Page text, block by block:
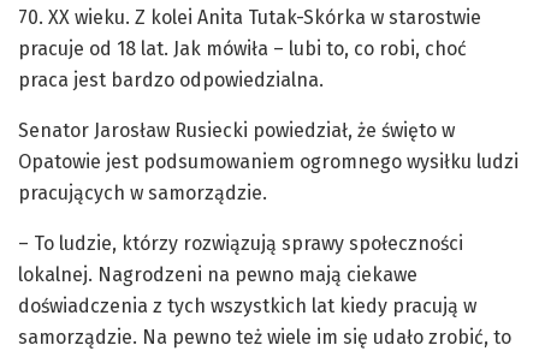
70. XX wieku. Z kolei Anita Tutak-Skórka w starostwie
pracuje od 18 lat. Jak mówiła – lubi to, co robi, choć
praca jest bardzo odpowiedzialna.
Senator Jarosław Rusiecki powiedział, że święto w
Opatowie jest podsumowaniem ogromnego wysiłku ludzi
pracujących w samorządzie.
– To ludzie, którzy rozwiązują sprawy społeczności
lokalnej. Nagrodzeni na pewno mają ciekawe
doświadczenia z tych wszystkich lat kiedy pracują w
samorządzie. Na pewno też wiele im się udało zrobić, to